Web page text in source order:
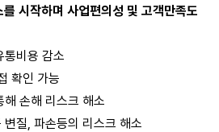
시작하며 사업편의성 및 고객만족도
통비용 감소
확인 가능
손해 리스크 해소
질, 파손등의 리스크 해소